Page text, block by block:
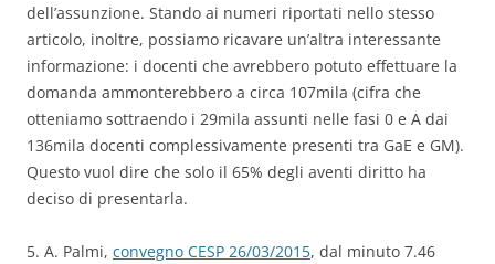
dell’assunzione. Stando ai numeri riportati nello stesso
articolo, inoltre, possiamo ricavare un’altra interessante
informazione: i docenti che avrebbero potuto effettuare la
domanda ammonterebbero a circa 107mila (cifra che
otteniamo sottraendo i 29mila assunti nelle fasi 0 e A dai
136mila docenti complessivamente presenti tra GaE e GM).
Questo vuol dire che solo il 65% degli aventi diritto ha
deciso di presentarla.
5. A. Palmi, convegno CESP 26/03/2015, dal minuto 7.46